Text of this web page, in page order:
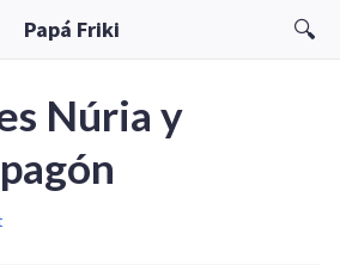
Papá Friki 🔍
Núria y